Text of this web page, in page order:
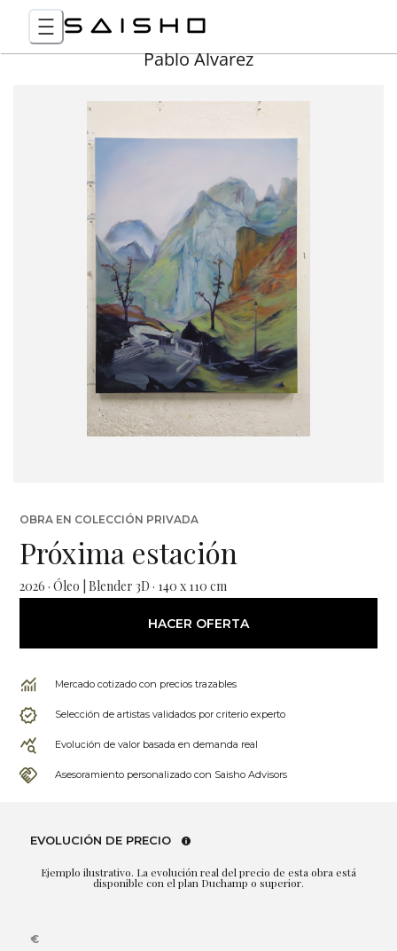
Pablo Álvarez
OBRA EN COLECCIÓN PRIVADA
Próxima estación
2026 · Óleo | Blender 3D · 140 x 110 cm
HACER OFERTA
Mercado cotizado con precios trazables
Selección de artistas validados por criterio experto
Evolución de valor basada en demanda real
Asesoramiento personalizado con Saisho Advisors
EVOLUCIÓN DE PRECIO
Ejemplo ilustrativo. La evolución real del precio de esta obra está
disponible con el plan Duchamp o superior.